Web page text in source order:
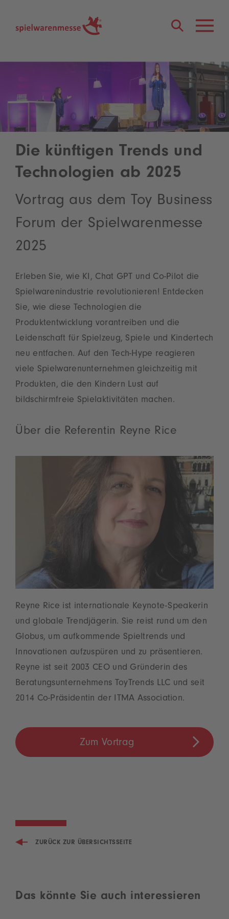
Die künftigen Trends und
Technologien ab 2025
Vortrag aus dem Toy Business
Forum der Spielwarenmesse
2025
Erleben Sie, wie KI, Chat GPT und Co-Pilot die
Spielwarenindustrie revolutionieren! Entdecken
Sie, wie diese Technologien die
Produktentwicklung vorantreiben und die
Leidenschaft für Spielzeug, Spiele und Kindertech
neu entfachen. Auf den Tech-Hype reagieren
viele Spielwarenunternehmen gleichzeitig mit
Produkten, die den Kindern Lust auf
bildschirmfreie Spielaktivitäten machen.
Über die Referentin Reyne Rice
Reyne Rice ist internationale Keynote-Speakerin
und globale Trendjägerin. Sie reist rund um den
Globus, um aufkommende Spieltrends und
Innovationen aufzuspüren und zu präsentieren.
Reyne ist seit 2003 CEO und Gründerin des
Beratungsunternehmens ToyTrends LLC und seit
2014 Co-Präsidentin der ITMA Association.
Zum Vortrag
ZURÜCK ZUR ÜBERSICHTSSEITE
Das könnte Sie auch interessieren